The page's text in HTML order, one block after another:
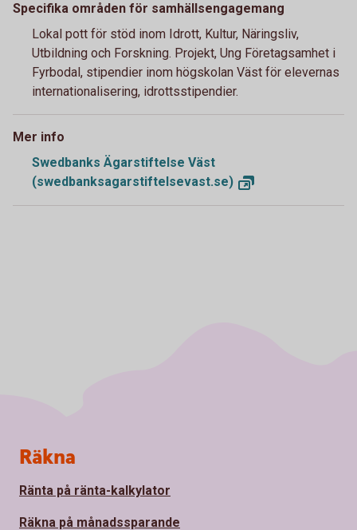
Specifika områden för samhällsengagemang
Lokal pott för stöd inom Idrott, Kultur, Näringsliv,
Utbildning och Forskning. Projekt, Ung Företagsamhet i
Fyrbodal, stipendier inom högskolan Väst för elevernas
internationalisering, idrottsstipendier.
Mer info
Swedbanks Ägarstiftelse Väst
(swedbanksagarstiftelsevast.se)
Sidfot
Räkna
Ränta på ränta-kalkylator
Räkna på månadssparande